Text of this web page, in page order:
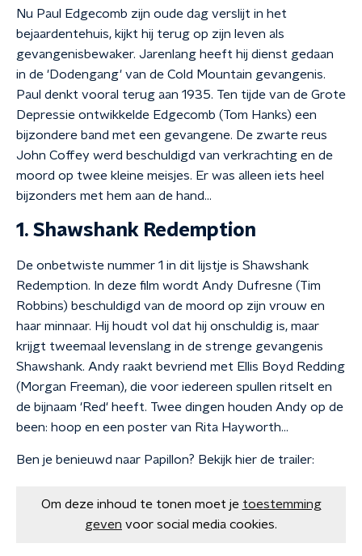
Nu Paul Edgecomb zijn oude dag verslijt in het
bejaardentehuis, kijkt hij terug op zijn leven als
gevangenisbewaker. Jarenlang heeft hij dienst gedaan
in de 'Dodengang' van de Cold Mountain gevangenis.
Paul denkt vooral terug aan 1935. Ten tijde van de Grote
Depressie ontwikkelde Edgecomb (Tom Hanks) een
bijzondere band met een gevangene. De zwarte reus
John Coffey werd beschuldigd van verkrachting en de
moord op twee kleine meisjes. Er was alleen iets heel
bijzonders met hem aan de hand...
1. Shawshank Redemption
De onbetwiste nummer 1 in dit lijstje is Shawshank
Redemption. In deze film wordt Andy Dufresne (Tim
Robbins) beschuldigd van de moord op zijn vrouw en
haar minnaar. Hij houdt vol dat hij onschuldig is, maar
krijgt tweemaal levenslang in de strenge gevangenis
Shawshank. Andy raakt bevriend met Ellis Boyd Redding
(Morgan Freeman), die voor iedereen spullen ritselt en
de bijnaam 'Red' heeft. Twee dingen houden Andy op de
been: hoop en een poster van Rita Hayworth...
Ben je benieuwd naar Papillon? Bekijk hier de trailer:
Om deze inhoud te tonen moet je toestemming
geven voor social media cookies.